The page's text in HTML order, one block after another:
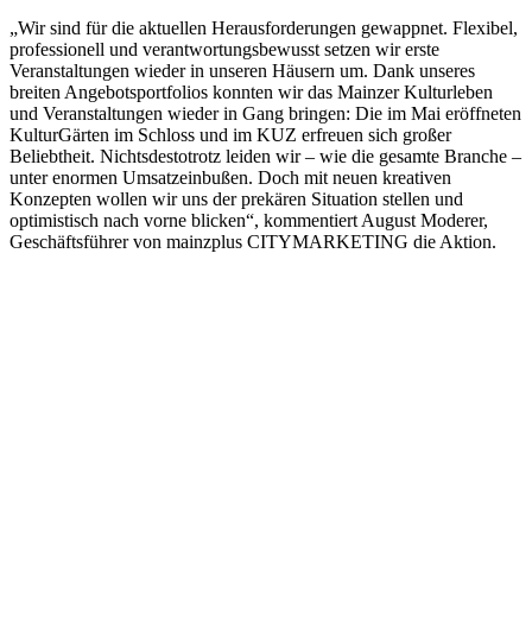
„Wir sind für die aktuellen Herausforderungen gewappnet. Flexibel,
professionell und verantwortungsbewusst setzen wir erste
Veranstaltungen wieder in unseren Häusern um. Dank unseres
breiten Angebotsportfolios konnten wir das Mainzer Kulturleben
und Veranstaltungen wieder in Gang bringen: Die im Mai eröffneten
KulturGärten im Schloss und im KUZ erfreuen sich großer
Beliebtheit. Nichtsdestotrotz leiden wir – wie die gesamte Branche –
unter enormen Umsatzeinbußen. Doch mit neuen kreativen
Konzepten wollen wir uns der prekären Situation stellen und
optimistisch nach vorne blicken“, kommentiert August Moderer,
Geschäftsführer von mainzplus CITYMARKETING die Aktion.